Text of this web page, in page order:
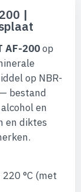
|
AF-200op
op NBR-
bestand
en
en diktes
°C (met